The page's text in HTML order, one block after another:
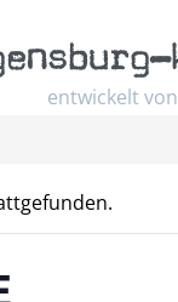
entwickelt von
–